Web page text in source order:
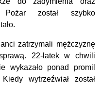
Pożar został szybko
zatrzymali mężczyznę
22-latek w chwili
wykazało ponad promil
wytrzeźwiał został